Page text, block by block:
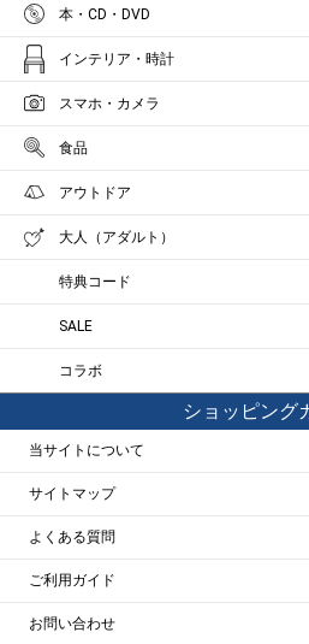
本・CD・DVD
インテリア・時計
スマホ・カメラ
食品
アウトドア
大人（アダルト）
特典コード
SALE
コラボ
ショッピング
当サイトについて
サイトマップ
よくある質問
ご利用ガイド
お問い合わせ